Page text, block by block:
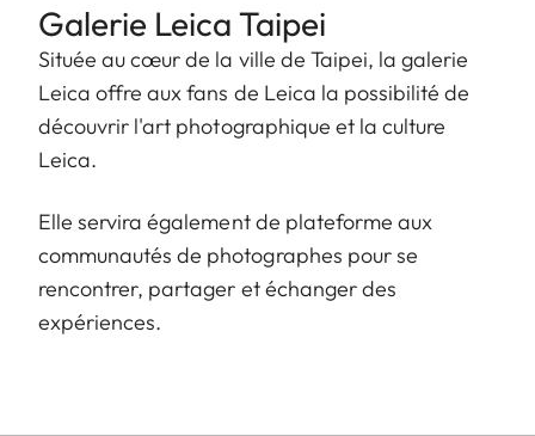
Galerie Leica Taipei
Située au cœur de la ville de Taipei, la galerie
Leica offre aux fans de Leica la possibilité de
découvrir l'art photographique et la culture
Leica.
Elle servira également de plateforme aux
communautés de photographes pour se
rencontrer, partager et échanger des
expériences.